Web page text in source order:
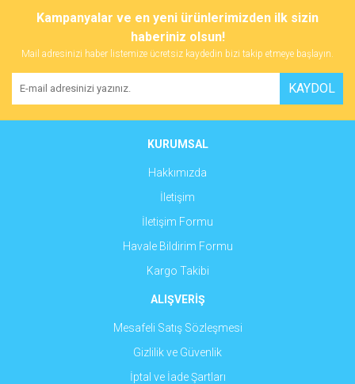
Bu ürüne ilk yorumu siz yapın!
Yorum Yaz
tarafımıza iletebilirsiniz.
Görüş ve önerileriniz için teşekkür ederiz.
Ürün resmi kalitesiz, bozuk veya görüntülenemiyor.
Ürün açıklamasında eksik bilgiler bulunuyor.
Ürün fiyatı diğer sitelerden daha pahalı.
Gönder
Kampanyalar ve en yeni ürünlerimizden ilk sizin
haberiniz olsun!
Mail adresinizi haber listemize ücretsiz kaydedin bizi takip etmeye başlayın.
KAYDOL
KURUMSAL
Hakkımızda
İletişim
İletişim Formu
Havale Bildirim Formu
Kargo Takibi
ALIŞVERİŞ
Mesafeli Satış Sözleşmesi
Gizlilik ve Güvenlik
İptal ve İade Şartları